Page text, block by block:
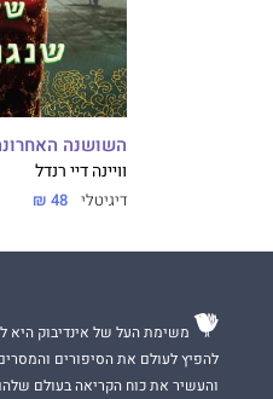
השושנה
וויינה דיי רנדל
דיגיטלי 48 ₪
משימת העל של אינדיבוק היא
להפיץ לעולם את הסיפורים
והעשיר את כוח הקריאה בעולם